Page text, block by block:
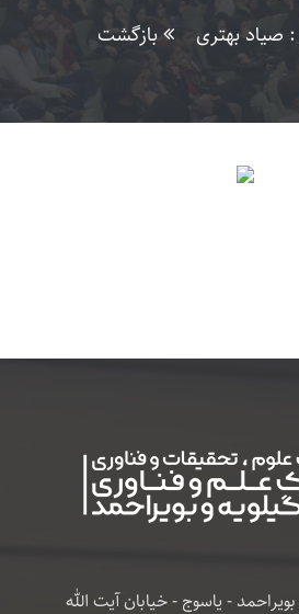
صیاد بهتری بازگشت
- یاسوج - خیابان آیت الله